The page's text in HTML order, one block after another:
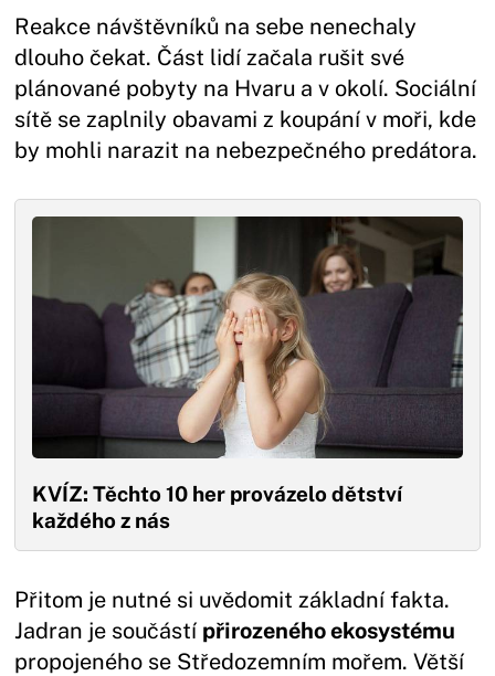
Reakce návštěvníků na sebe nenechaly
dlouho čekat. Část lidí začala rušit své
plánované pobyty na Hvaru a v okolí. Sociální
sítě se zaplnily obavami z koupání v moři, kde
by mohli narazit na nebezpečného predátora.
KVÍZ: Těchto 10 her provázelo dětství
každého z nás
Přitom je nutné si uvědomit základní fakta.
Jadran je součástí přirozeného ekosystému
propojeného se Středozemním mořem. Větší